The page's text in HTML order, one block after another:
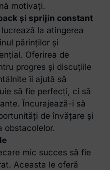
motivați.
și sprijin constant
la atingerea
părinților și
Oferirea de
progres și discuțiile
îi ajută să
să fie perfecți, ci să
Încurajează-i să
de învățare și
obstacolelor.
mic succes să fie
Aceasta le oferă